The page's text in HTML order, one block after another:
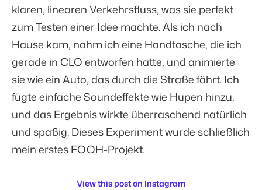
klaren, linearen Verkehrsfluss, was sie perfekt
zum Testen einer Idee machte. Als ich nach
Hause kam, nahm ich eine Handtasche, die ich
gerade in CLO entworfen hatte, und animierte
sie wie ein Auto, das durch die Straße fährt. Ich
fügte einfache Soundeffekte wie Hupen hinzu,
und das Ergebnis wirkte überraschend natürlich
und spaßig. Dieses Experiment wurde schließlich
mein erstes FOOH-Projekt.
View this post on Instagram